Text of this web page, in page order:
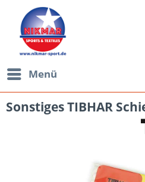
Menü
Sonstiges TIBHAR